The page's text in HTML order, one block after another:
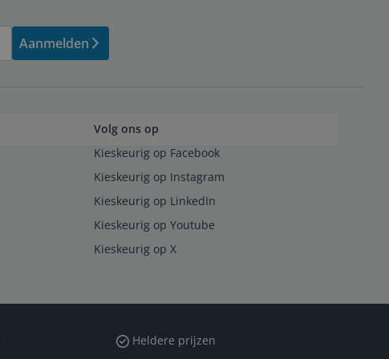
Aanmelden
Volg ons op
Kieskeurig op Facebook
Kieskeurig op Instagram
Kieskeurig op LinkedIn
Kieskeurig op Youtube
Kieskeurig op X
Heldere prijzen